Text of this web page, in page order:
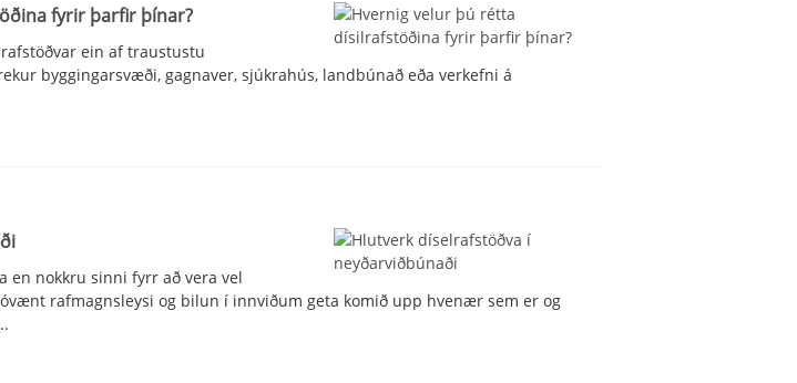
fyrir þarfir þínar?
ein af traustustu
byggingarsvæði, gagnaver, sjúkrahús, landbúnað eða verkefni á
nokkru sinni fyrr að vera vel
rafmagnsleysi og bilun í innviðum geta komið upp hvenær sem er og